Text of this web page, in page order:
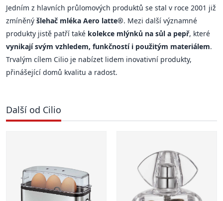
Jedním z hlavních průlomových produktů se stal v roce 2001 již
zmíněný šlehač mléka Aero latte®. Mezi další významné
produkty jistě patří také kolekce mlýnků na sůl a pepř, které
vynikají svým vzhledem, funkčností i použitým materiálem.
Trvalým cílem Cilio je nabízet lidem inovativní produkty,
přinášející domů kvalitu a radost.
Další od Cilio